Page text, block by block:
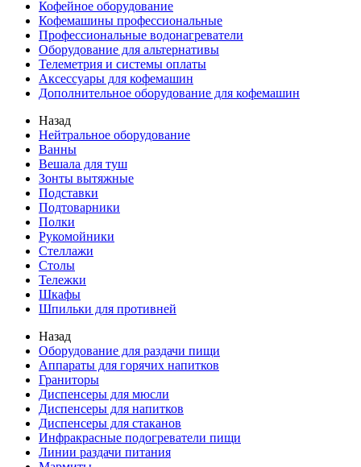
Кофейное оборудование
Кофемашины профессиональные
Профессиональные водонагреватели
Оборудование для альтернативы
Телеметрия и системы оплаты
Аксессуары для кофемашин
Дополнительное оборудование для кофемашин
Назад
Нейтральное оборудование
Ванны
Вешала для туш
Зонты вытяжные
Подставки
Подтоварники
Полки
Рукомойники
Стеллажи
Столы
Тележки
Шкафы
Шпильки для противней
Назад
Оборудование для раздачи пищи
Аппараты для горячих напитков
Граниторы
Диспенсеры для мюсли
Диспенсеры для напитков
Диспенсеры для стаканов
Инфракрасные подогреватели пищи
Линии раздачи питания